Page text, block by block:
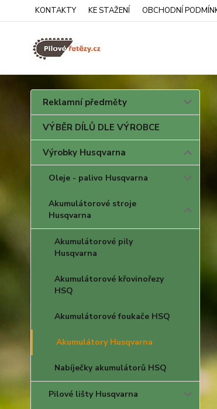
KONTAKTY KE STAŽENÍ OBCHODNÍ
Reklamní předměty
VÝBĚR DÍLŮ DLE VÝROBCE
Výrobky Husqvarna
Oleje - palivo Husqvarna
Akumulátorové stroje
Husqvarna
Akumulátorové pily
Husqvarna
Akumulátorové křovinořezy
HSQ
Akumulátorové foukače HSQ
Akumulátory Husqvarna
Nabíječky akumulátorů HSQ
Pilové lišty Husqvarna